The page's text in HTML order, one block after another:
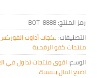
رمز المنتج:8888-BOT
التصنيفات: بكجات أداوت
منتجات كفو الرقمية
الوسم:اقوى منتجات تداول في
اصنع المال بنفسك